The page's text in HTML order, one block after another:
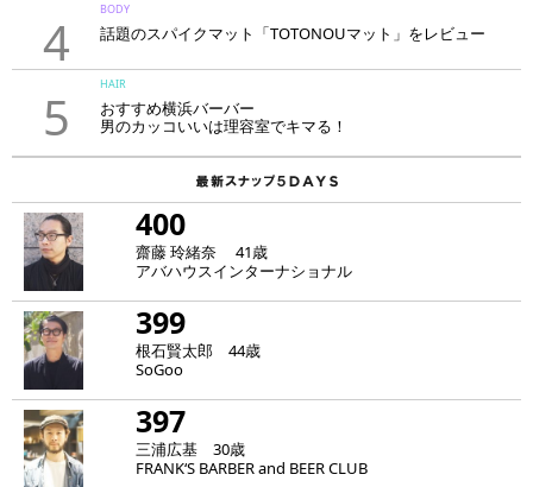
4
BODY
話題のスパイクマット「TOTONOUマット」をレビュー
5
HAIR
おすすめ横浜バーバー
男のカッコいいは理容室でキマる！
400
齋藤 玲緒奈 41歳
アバハウスインターナショナル
399
根石賢太郎 44歳
SoGoo
397
三浦広基 30歳
FRANK‘S BARBER and BEER CLUB